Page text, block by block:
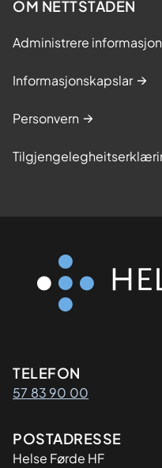
OM NETTSTADEN
Administrere
Informasjonskapslar
Personvern
TELEFON
57 83 90 00
Adresse
POSTADRESSE
Helse Førde HF